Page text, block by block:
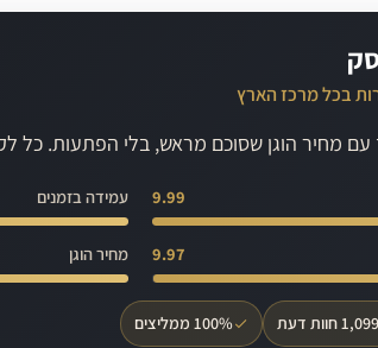
בכל מרכז הארץ
עם מחיר הוגן שסוכם מראש, בלי הפתעות. כל
9.99 עמידה בזמנים
9.97 מחיר הוגן
100% ממליצים